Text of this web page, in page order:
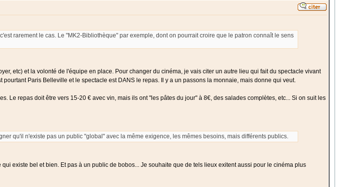
rarement le cas. Le "MK2-Bibliothèque" par exemple, dont on pourrait croire que le patron connaît le sens
etc) et la volonté de l'équipe en place. Pour changer du cinéma, je vais citer un autre lieu qui fait du spectacle vivant
Paris Belleville et le spectacle est DANS le repas. Il y a un passons la monnaie, mais donne qui veut.
Le repas doit être vers 15-20 € avec vin, mais ils ont "les pâtes du jour" à 8€, des salades complètes, etc... Si on suit les
qu'il n'existe pas un public "global" avec la même exigence, les mêmes besoins, mais différents publics.
existe bel et bien. Et pas à un public de bobos... Je souhaite que de tels lieux exitent aussi pour le cinéma plus